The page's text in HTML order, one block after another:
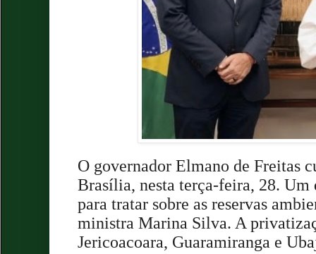
O governador Elmano de Freitas
Brasília, nesta terça-feira, 28. Um
para tratar sobre as reservas
ministra Marina Silva. A
Jericoacoara, Guaramiranga e